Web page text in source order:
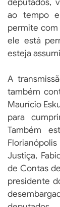
ao tempo
permite com
ele está
esteja
A
também
Maurício
para
Também
Justiça,
de Contas
presidente